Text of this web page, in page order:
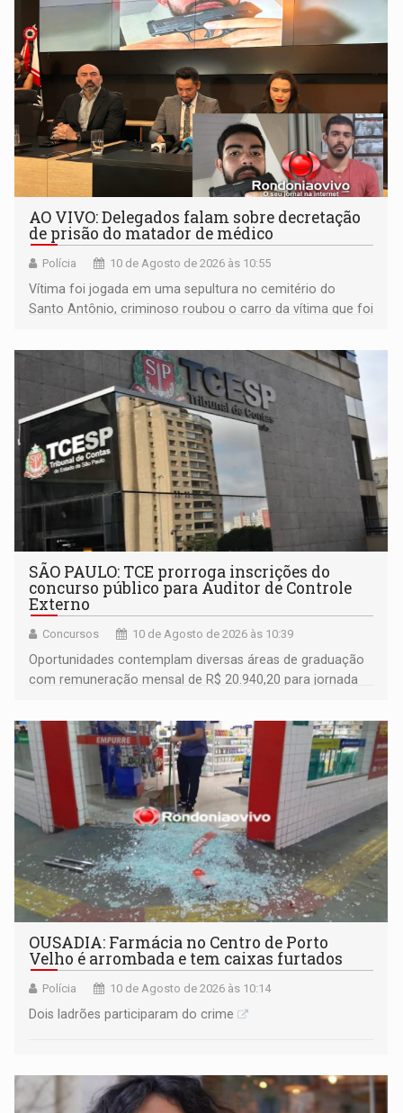
AO VIVO: Delegados falam sobre decretação
de prisão do matador de médico
Polícia 10 de Agosto de 2026 às 10:55
Vítima foi jogada em uma sepultura no cemitério do
Santo Antônio, criminoso roubou o carro da vítima que foi
SÃO PAULO: TCE prorroga inscrições do
concurso público para Auditor de Controle
Externo
Concursos 10 de Agosto de 2026 às 10:39
Oportunidades contemplam diversas áreas de graduação
com remuneração mensal de R$ 20.940,20 para jornada
OUSADIA: Farmácia no Centro de Porto
Velho é arrombada e tem caixas furtados
Polícia 10 de Agosto de 2026 às 10:14
Dois ladrões participaram do crime